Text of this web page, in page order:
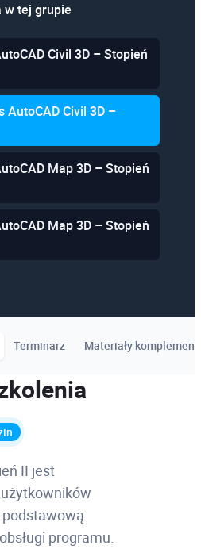
w tej grupie
Civil 3D – Stopień
AutoCAD Civil 3D –
Map 3D – Stopień
Map 3D – Stopień
Terminarz Materiały
II jest
programu.